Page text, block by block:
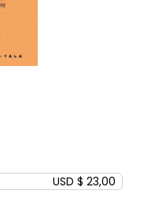
USD $ 23,00